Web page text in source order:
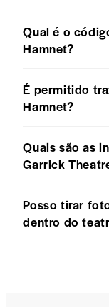
Qual é o
Hamnet?
É permitido
Hamnet?
Quais são as
Garrick
Posso tirar
dentro do